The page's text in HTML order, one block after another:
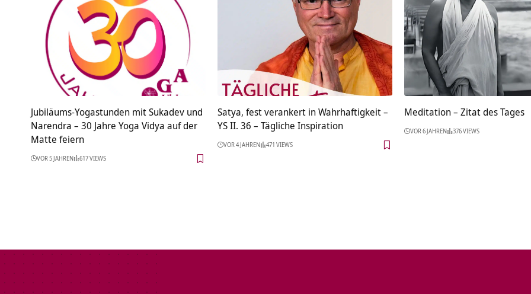
Jubiläums-Yogastunden mit Sukadev und
Narendra – 30 Jahre Yoga Vidya auf der
Matte feiern
VOR 5 JAHREN 617 VIEWS
Satya, fest verankert in Wahrhaftigkeit –
YS II. 36 – Tägliche Inspiration
VOR 4 JAHREN 471 VIEWS
Meditation – Zitat des Tages
VOR 6 JAHREN 376 VIEWS